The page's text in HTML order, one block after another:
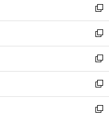
く
で
開
く
ィ
ン
ド
ウ
で
開
く
い
ウ
ィ
ン
ド
ウ
で
開
く
新
し
い
ウ
ィ
ン
ド
ウ
で
新
し
い
ウ
ィ
ン
ド
新
し
い
ウ
ィ
新
し
い
新